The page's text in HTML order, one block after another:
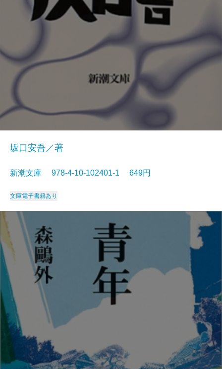
坂口安吾／著
新潮文庫 978-4-10-102401-1 649円
文庫電子書籍あり